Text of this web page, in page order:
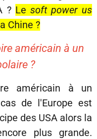
? Le soft power us
Chine ?
américain à un
?
américain à un
de l'Europe est
des USA alors la
plus grande.